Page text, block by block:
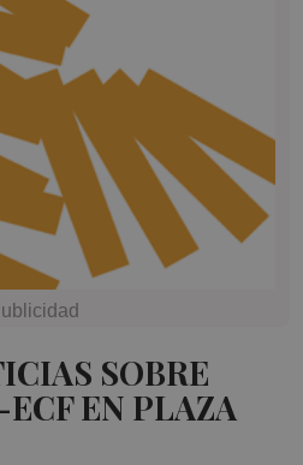
SOBRE
EN PLAZA